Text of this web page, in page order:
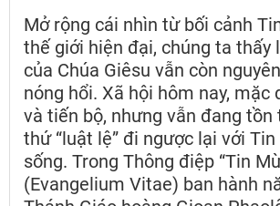
Mở rộng cái nhìn từ bối cảnh
thế giới hiện đại, chúng ta thấy
của Chúa Giêsu vẫn còn
nóng hổi. Xã hội hôm nay, mặc
và tiến bộ, nhưng vẫn đang tồn
thứ “luật lệ” đi ngược lại với
sống. Trong Thông điệp “Tin
(Evangelium Vitae) ban hành